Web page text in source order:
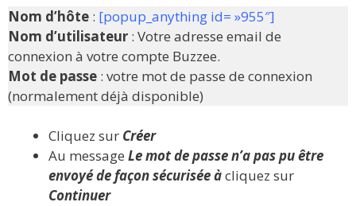
Nom d’hôte : [popup_anything id= »955″]
Nom d’utilisateur : Votre adresse email de
connexion à votre compte Buzzee.
Mot de passe : votre mot de passe de connexion
(normalement déjà disponible)
Cliquez sur Créer
Au message Le mot de passe n’a pas pu être
envoyé de façon sécurisée àcliquez sur
Continuer